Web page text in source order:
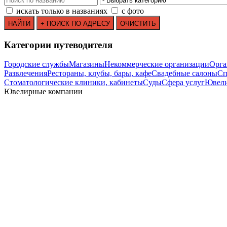
искать только в названиях с фото
Категории путеводителя
Городские службыМагазиныНекоммерческие организации
РазвлеченияРестораны, клубы, бары, кафеСвадебные салоны
Стоматологические клиники, кабинетыСудыСфера услуг
Ювелирные компании